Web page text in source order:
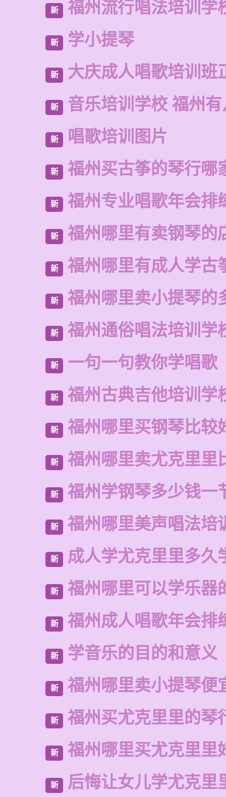
新 福州流行唱法培训学
新 学小提琴
新 大庆成人唱歌培训班
新 音乐培训学校 福州
新 唱歌培训图片
新 福州买古筝的琴行哪
新 福州专业唱歌年会排
新 福州哪里有卖钢琴的
新 福州哪里有成人学古
新 福州哪里卖小提琴的
新 福州通俗唱法培训学
新 一句一句教你学唱歌
新 福州古典吉他培训学
新 福州哪里买钢琴比较
新 福州哪里卖尤克里里
新 福州学钢琴多少钱一
新 福州哪里美声唱法培
新 成人学尤克里里多久
新 福州哪里可以学乐器
新 福州成人唱歌年会排
新 学音乐的目的和意义
新 福州哪里卖小提琴便
新 福州买尤克里里的琴
新 福州哪里买尤克里里
新 后悔让女儿学尤克里